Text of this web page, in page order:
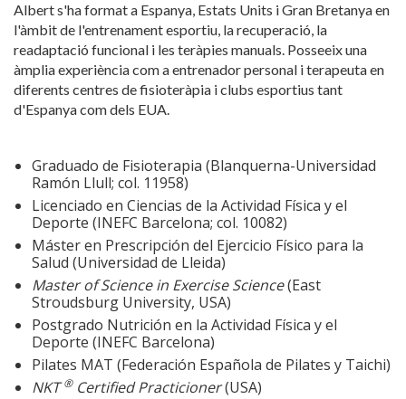
Albert s'ha format a Espanya, Estats Units i Gran Bretanya en
l'àmbit de l'entrenament esportiu, la recuperació, la
readaptació funcional i les teràpies manuals. Posseeix una
àmplia experiència com a entrenador personal i terapeuta en
diferents centres de fisioteràpia i clubs esportius tant
d'Espanya com dels EUA.
Graduado de Fisioterapia (Blanquerna-Universidad
Ramón Llull; col. 11958)
Licenciado en Ciencias de la Actividad Fí­sica y el
Deporte (INEFC Barcelona; col. 10082)
Máster en Prescripción del Ejercicio Fí­sico para la
Salud (Universidad de Lleida)
Master of Science in Exercise Science(East
Stroudsburg University, USA)
Postgrado Nutrición en la Actividad Fí­sica y el
Deporte (INEFC Barcelona)
Pilates MAT (Federación Española de Pilates y Taichi)
NKT®Certified Practicioner(USA)